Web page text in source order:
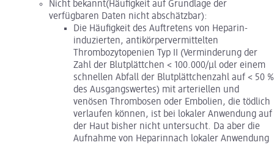
Nicht bekannt(Häufigkeit auf Grundlage der
verfügbaren Daten nicht abschätzbar):
Die Häufigkeit des Auftretens von Heparin-
induzierten, antikörpervermittelten
Thrombozytopenien Typ II (Verminderung der
Zahl der Blutplättchen < 100.000/µl oder einem
schnellen Abfall der Blutplättchenzahl auf < 50 %
des Ausgangswertes) mit arteriellen und
venösen Thrombosen oder Embolien, die tödlich
verlaufen können, ist bei lokaler Anwendung auf
der Haut bisher nicht untersucht. Da aber die
Aufnahme von Heparinnach lokaler Anwendung